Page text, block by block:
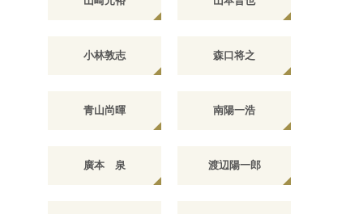
小林敦志 森口将之
青山尚暉 南陽一浩
廣本 泉 渡辺陽一郎